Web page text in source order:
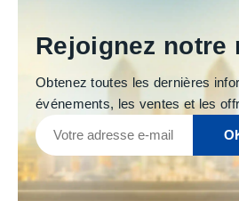
Rejoignez notre
Obtenez toutes les dernières
événements, les ventes et les